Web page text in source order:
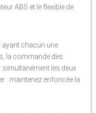
ABS et le flexible de
chacun une
la commande des
les deux
: maintenez enfoncée la